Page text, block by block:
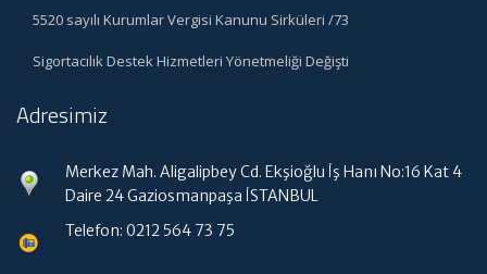
5520 sayılı Kurumlar Vergisi Kanunu Sirküleri /73
Sigortacılık Destek Hizmetleri Yönetmeliği Değişti
Adresimiz
Merkez Mah. Aligalipbey Cd. Ekşioğlu İş Hanı No:16 Kat 4
Daire 24 Gaziosmanpaşa İSTANBUL
Telefon: 0212 564 73 75